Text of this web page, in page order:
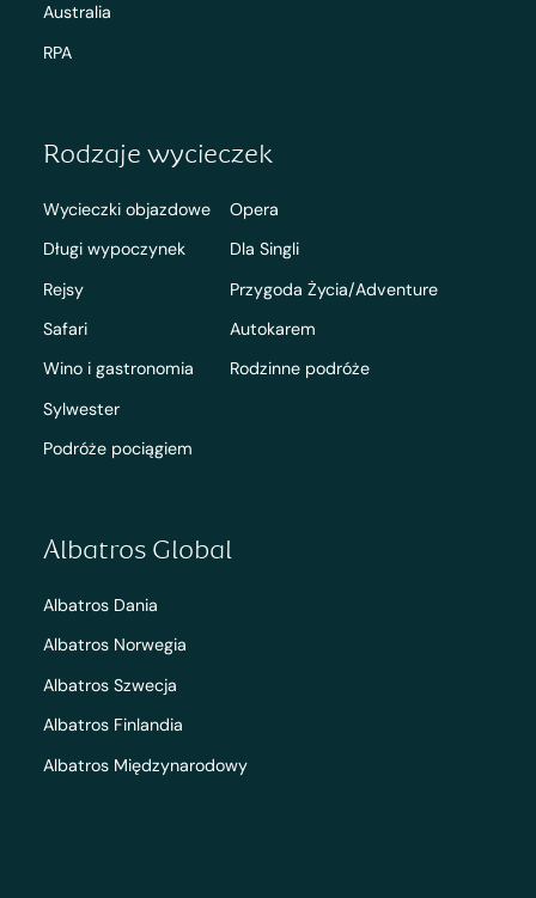
Australia
RPA
Rodzaje wycieczek
Wycieczki objazdowe
Długi wypoczynek
Rejsy
Safari
Wino i gastronomia
Sylwester
Podróże pociągiem
Opera
Dla Singli
Przygoda Życia/Adventure
Autokarem
Rodzinne podróże
Albatros Global
Albatros Dania
Albatros Norwegia
Albatros Szwecja
Albatros Finlandia
Albatros Międzynarodowy